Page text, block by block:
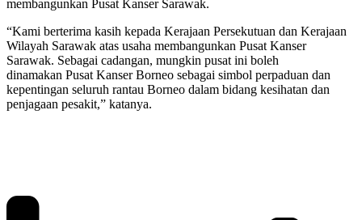
membangunkan Pusat Kanser Sarawak.
“Kami berterima kasih kepada Kerajaan Persekutuan dan Kerajaan
Wilayah Sarawak atas usaha membangunkan Pusat Kanser
Sarawak. Sebagai cadangan, mungkin pusat ini boleh
dinamakan Pusat Kanser Borneo sebagai simbol perpaduan dan
kepentingan seluruh rantau Borneo dalam bidang kesihatan dan
penjagaan pesakit,” katanya.